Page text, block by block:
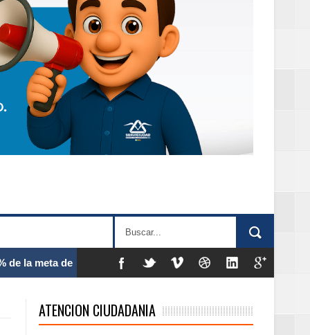
ATENCION CIUDADANIA